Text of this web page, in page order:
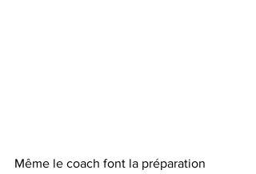
Même le coach font la préparation